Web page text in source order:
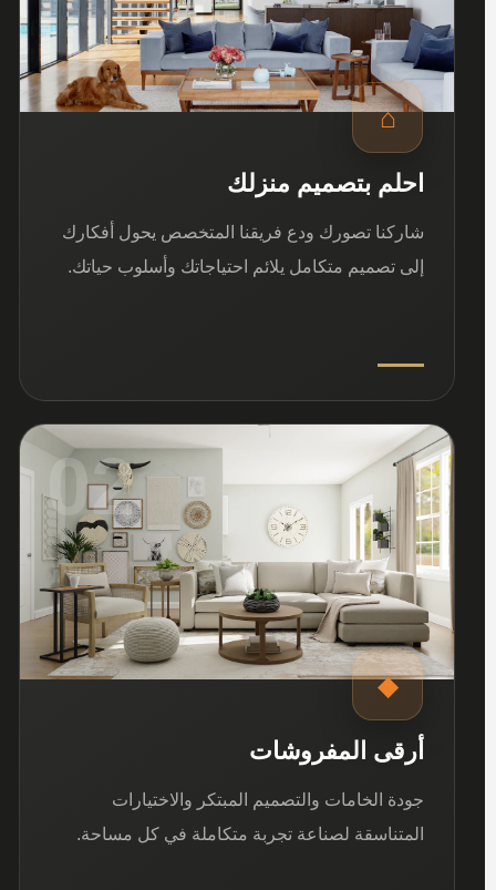
⌂
احلم بتصميم منزلك
شاركنا تصورك ودع فريقنا المتخصص يحول أفكارك
إلى تصميم متكامل يلائم احتياجاتك وأسلوب حياتك.
02
◆
أرقى المفروشات
جودة الخامات والتصميم المبتكر والاختيارات
المتناسقة لصناعة تجربة متكاملة في كل مساحة.